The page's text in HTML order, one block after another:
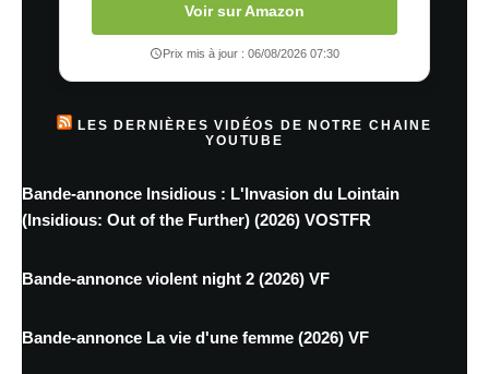
Voir sur Amazon
Prix mis à jour : 06/08/2026 07:30
LES DERNIÈRES VIDÉOS DE NOTRE CHAINE
YOUTUBE
Bande-annonce Insidious : L'Invasion du Lointain
(Insidious: Out of the Further) (2026) VOSTFR
Bande-annonce violent night 2 (2026) VF
Bande-annonce La vie d'une femme (2026) VF